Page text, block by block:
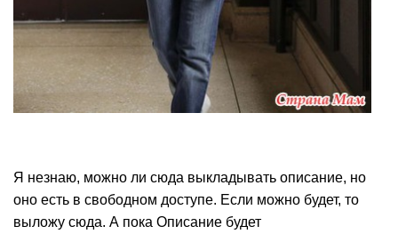
Я незнаю, можно ли сюда выкладывать описание, но
оно есть в свободном доступе. Если можно будет, то
выложу сюда. А пока Описание будет